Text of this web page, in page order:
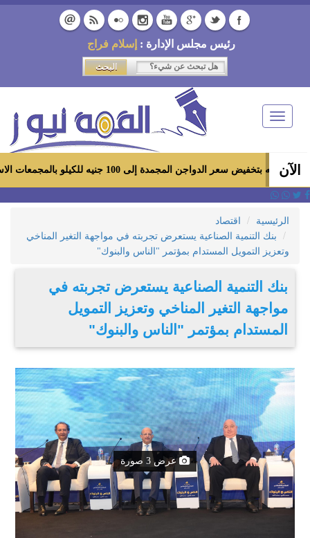
رئيس مجلس الإدارة : إسلام فراج
Toggle
navigation
الآن
المجمدة إلى 100 جنيه للكيلو بالمجمعات الاستهلاكية ومعارض «أهلاً رمضان»
الرئيسية
اقتصاد
بنك التنمية الصناعية يستعرض تجربته في مواجهة التغير المناخي
وتعزيز التمويل المستدام بمؤتمر "الناس والبنوك"
بنك التنمية الصناعية يستعرض تجربته في
مواجهة التغير المناخي وتعزيز التمويل
المستدام بمؤتمر "الناس والبنوك"
عرض 3 صورة